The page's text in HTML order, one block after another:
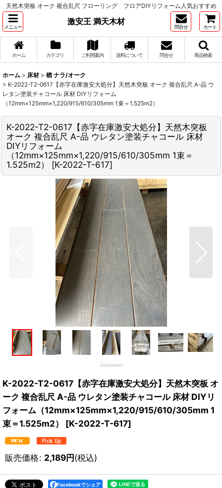
天然木突板 オーク 複合乱尺 フローリング フロアDIYリフォーム人気おすすめ
メニュー
激安王 満天木材
問合せ カート
ホーム カテゴリ ご利用案内 送料について 問合せ 商品検索
ホーム > 床材 > 楢 ナラ/オーク
> K-2022-T2-0617【赤字在庫激安大処分】天然木突板 オーク 複合乱尺 A-品 ウ
レタン塗装チャコール 床材 DIYリフォーム
（12mm×125mm×1,220/915/610/305mm 1束＝1.525m2）
K-2022-T2-0617【赤字在庫激安大処分】天然木突板
オーク 複合乱尺 A-品 ウレタン塗装チャコール 床材
DIYリフォーム
（12mm×125mm×1,220/915/610/305mm 1束＝
1.525m2）
[K-2022-T-617]
K-2022-T2-0617【赤字在庫激安大処分】天然木突板 オ
ーク 複合乱尺 A-品 ウレタン塗装チャコール 床材 DIYリ
フォーム（12mm×125mm×1,220/915/610/305mm 1
束＝1.525m2）
[K-2022-T-617]
販売価格: 2,189円(税込)
Facebookでシェア